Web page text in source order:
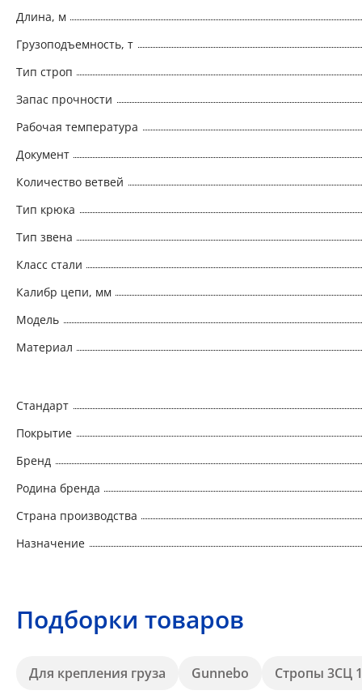
Длина, м
Грузоподъемность, т
Тип строп
Запас прочности
Рабочая температура
Документ
Количество ветвей
Тип крюка
Тип звена
Класс стали
Калибр цепи, мм
Модель
Материал
Стандарт
Покрытие
Бренд
Родина бренда
Страна производства
Назначение
Подборки товаров
Для крепления груза Gunnebo Стропы 3СЦ